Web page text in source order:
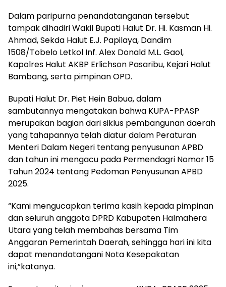
Dalam paripurna penandatanganan tersebut
tampak dihadiri Wakil Bupati Halut Dr. Hi. Kasman Hi.
Ahmad, Sekda Halut E.J. Papilaya, Dandim
1508/Tobelo Letkol Inf. Alex Donald M.L. Gaol,
Kapolres Halut AKBP Erlichson Pasaribu, Kejari Halut
Bambang, serta pimpinan OPD.
Bupati Halut Dr. Piet Hein Babua, dalam
sambutannya mengatakan bahwa KUPA-PPASP
merupakan bagian dari siklus pembangunan daerah
yang tahapannya telah diatur dalam Peraturan
Menteri Dalam Negeri tentang penyusunan APBD
dan tahun ini mengacu pada Permendagri Nomor 15
Tahun 2024 tentang Pedoman Penyusunan APBD
2025.
“Kami mengucapkan terima kasih kepada pimpinan
dan seluruh anggota DPRD Kabupaten Halmahera
Utara yang telah membahas bersama Tim
Anggaran Pemerintah Daerah, sehingga hari ini kita
dapat menandatangani Nota Kesepakatan
ini,”katanya.